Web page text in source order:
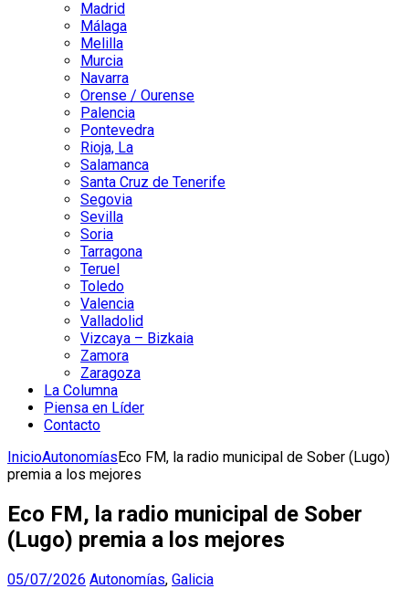
Madrid
Málaga
Melilla
Murcia
Navarra
Orense / Ourense
Palencia
Pontevedra
Rioja, La
Salamanca
Santa Cruz de Tenerife
Segovia
Sevilla
Soria
Tarragona
Teruel
Toledo
Valencia
Valladolid
Vizcaya – Bizkaia
Zamora
Zaragoza
La Columna
Piensa en Líder
Contacto
InicioAutonomíasEco FM, la radio municipal de Sober (Lugo)
premia a los mejores
Eco FM, la radio municipal de Sober
(Lugo) premia a los mejores
05/07/2026 Autonomías, Galicia